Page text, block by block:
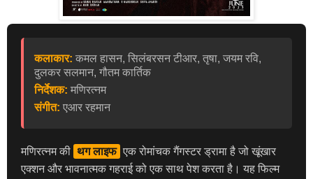
कलाकार: कमल हासन, सिलंबरसन टीआर, तृषा, जयम रवि,
दुलकर सलमान, गौतम कार्तिक
निर्देशक: मणिरत्नम
संगीत: एआर रहमान
मणिरत्नम की थग लाइफ एक रोमांचक गैंगस्टर ड्रामा है जो खूंखार
एक्शन और भावनात्मक गहराई को एक साथ पेश करता है। यह फिल्म